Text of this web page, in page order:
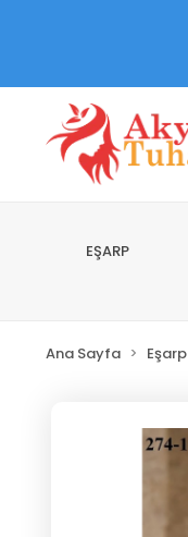
EŞARP
Ana Sayfa Eşarp